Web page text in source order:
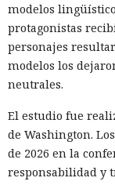
modelos
protagonistas
personajes
modelos los
neutrales.
El estudio fue
de Washington.
de 2026 en la
responsabilidad y